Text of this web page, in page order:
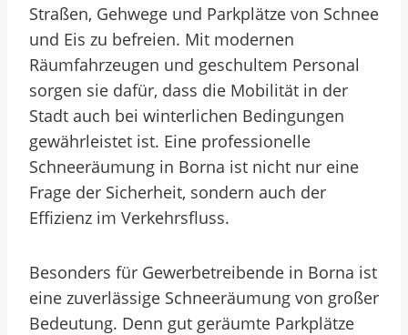
Straßen, Gehwege und Parkplätze von Schnee
und Eis zu befreien. Mit modernen
Räumfahrzeugen und geschultem Personal
sorgen sie dafür, dass die Mobilität in der
Stadt auch bei winterlichen Bedingungen
gewährleistet ist. Eine professionelle
Schneeräumung in Borna ist nicht nur eine
Frage der Sicherheit, sondern auch der
Effizienz im Verkehrsfluss.
Besonders für Gewerbetreibende in Borna ist
eine zuverlässige Schneeräumung von großer
Bedeutung. Denn gut geräumte Parkplätze